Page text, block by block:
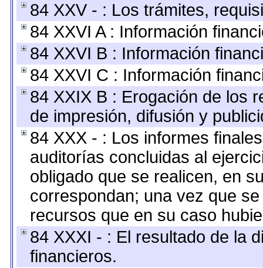
84 XXV - : Los trámites,
84 XXVI A : Información
84 XXVI B : Información
84 XXVI C : Información
84 XXIX B : Erogación de los
de impresión, difusión y
84 XXX - : Los informes
auditorías concluidas al
obligado que se realicen, en
correspondan; una vez que
recursos que en su caso
84 XXXI - : El resultado de la
financieros.